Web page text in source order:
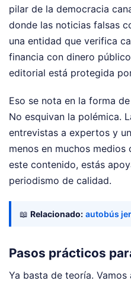
pilar de la democracia
donde las noticias falsas
una entidad que verifica
financia con dinero
editorial está protegida
Eso se nota en la forma
No esquivan la polémica.
entrevistas a expertos y
menos en muchos
este contenido, estás
periodismo de calidad.
📖 Relacionado: autobús
Pasos prácticos
Ya basta de teoría.